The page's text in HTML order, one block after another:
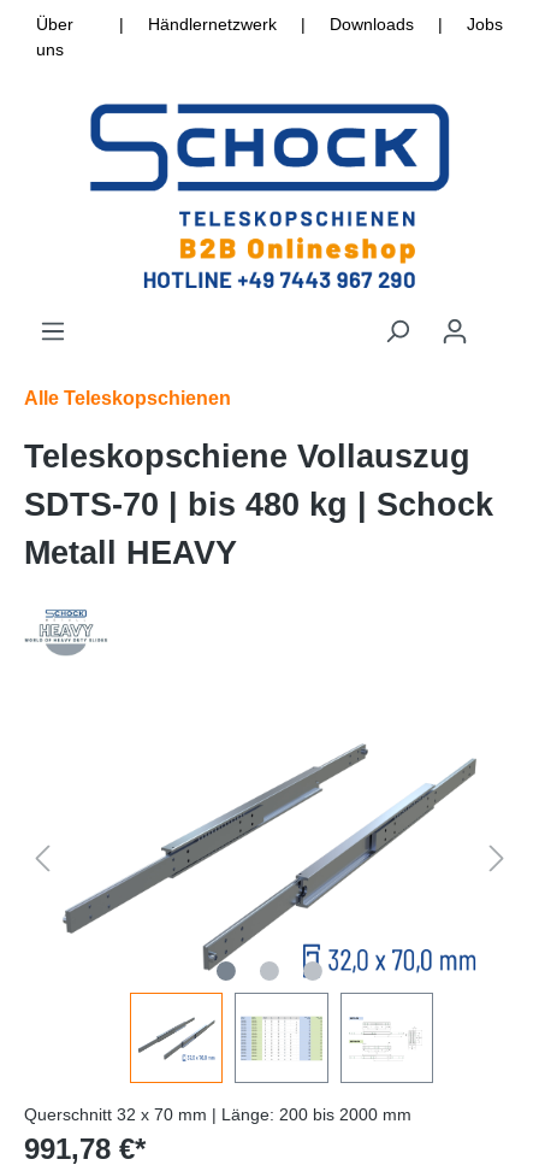
Über
uns
| Händlernetzwerk | Downloads | Jobs
Alle Teleskopschienen
Teleskopschiene Vollauszug
SDTS-70 | bis 480 kg | Schock
Metall HEAVY
Querschnitt 32 x 70 mm | Länge: 200 bis 2000 mm
991,78 €*